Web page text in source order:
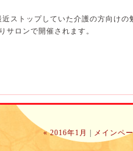
ストップしていた介護の方向けの
サロンで開催されます。
どを発表していただき、その後グ
す。
« 2016年1月 メインペ